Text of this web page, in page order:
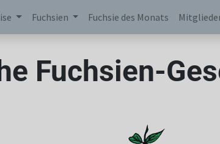
Fuchsien Fuchsie des Monats
Fuchsien-